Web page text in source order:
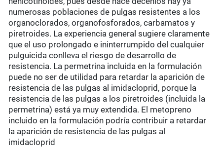
numerosas poblaciones de pulgas resistentes a los
organoclorados, organofosforados, carbamatos y
piretroides. La experiencia general sugiere claramente
que el uso prolongado e ininterrumpido del cualquier
pulguicida conlleva el riesgo de desarrollo de
resistencia. La permetrina incluida en la formulación
puede no ser de utilidad para retardar la aparición de
resistencia de las pulgas al imidacloprid, porque la
resistencia de las pulgas a los piretroides (incluida la
permetrina) está ya muy extendida. El metopreno
incluido en la formulación podría contribuir a retardar
la aparición de resistencia de las pulgas al
imidacloprid